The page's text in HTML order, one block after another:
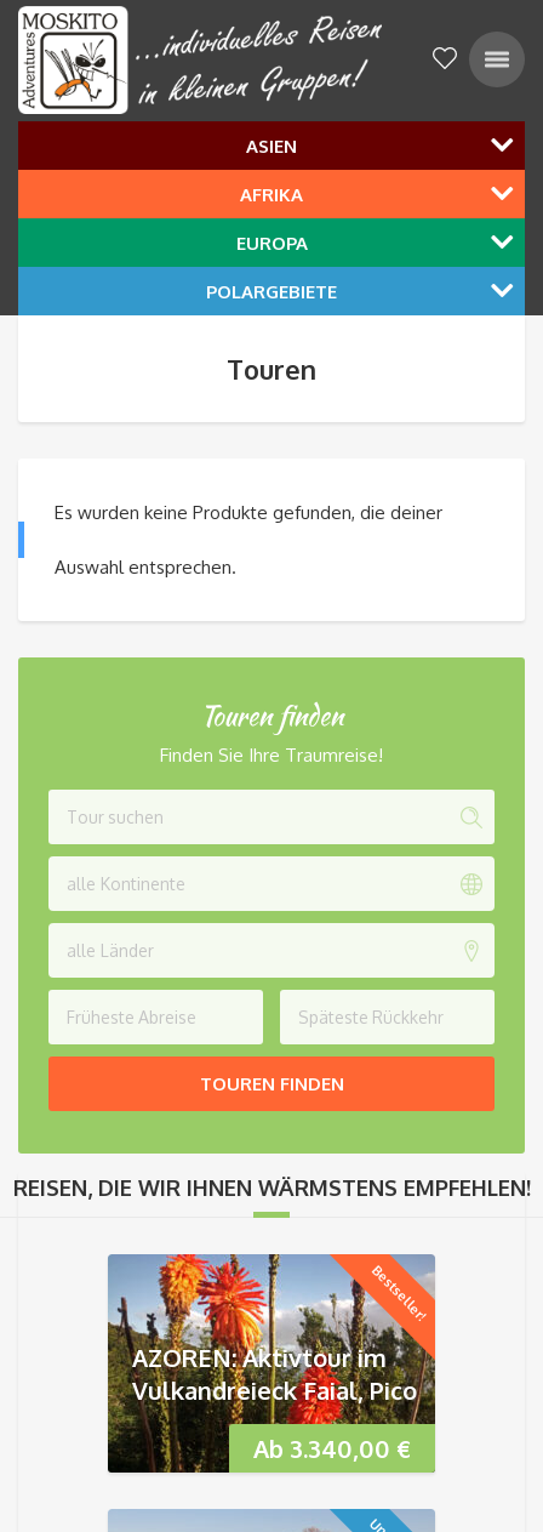
ASIEN
AFRIKA
EUROPA
POLARGEBIETE
Touren
Es wurden keine Produkte gefunden, die deiner
Auswahl entsprechen.
Touren finden
Finden Sie Ihre Traumreise!
alle Kontinente
alle Länder
TOUREN FINDEN
REISEN, DIE WIR IHNEN WÄRMSTENS EMPFEHLEN!
Bestseller!
Ab 3.340,00 €
AZOREN: Aktivtour im
Vulkandreieck Faial, Pico
& São Jorge